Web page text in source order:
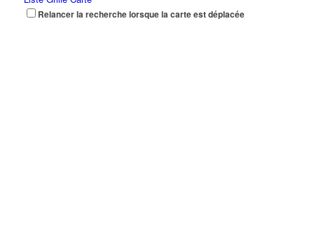
Relancer la recherche lorsque la carte est déplacée